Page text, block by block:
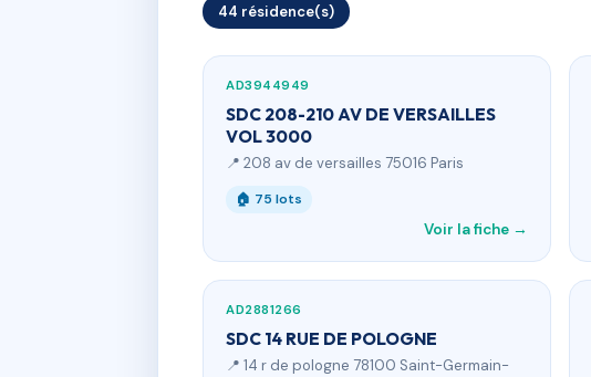
44 résidence(s)
AD3944949
SDC 208-210 AV DE VERSAILLES
VOL 3000
📍 208 av de versailles 75016 Paris
🏠 75 lots
Voir la fiche →
AD2881266
SDC 14 RUE DE POLOGNE
📍 14 r de pologne 78100 Saint-Germain-